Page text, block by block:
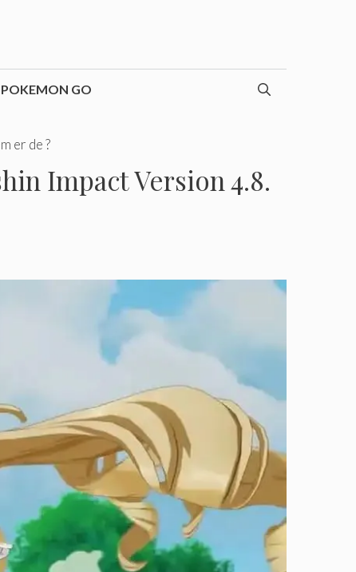
POKEMON GO
er de ?
Impact Version 4.8.